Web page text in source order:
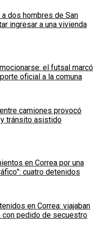
a dos hombres de San
ingresar a una vivienda
el futsal marcó
oficial a la comuna
camiones provocó
tránsito asistido
en Correa por una
cuatro detenidos
en Correa: viajaban
con pedido de secuestro